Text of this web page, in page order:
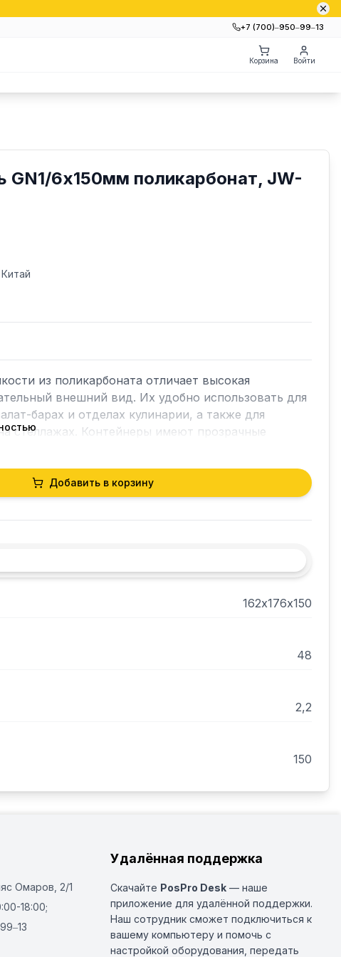
+7 (700)‒950‒99‒13
Корзина Войти
GN1/6х150мм поликарбонат, JW-
Китай
из поликарбоната отличает высокая
внешний вид. Их удобно использовать для
барах и отделах кулинарии, а также для
стеллажах. Контейнеры имеют прозрачные
Добавить в корзину
162х176х150
48
2,2
150
Омаров, 2/1
18:00;
Удалённая поддержка
Скачайте PosPro Desk — наше
приложение для удалённой поддержки.
Наш сотрудник сможет подключиться к
вашему компьютеру и помочь с
настройкой оборудования, передать